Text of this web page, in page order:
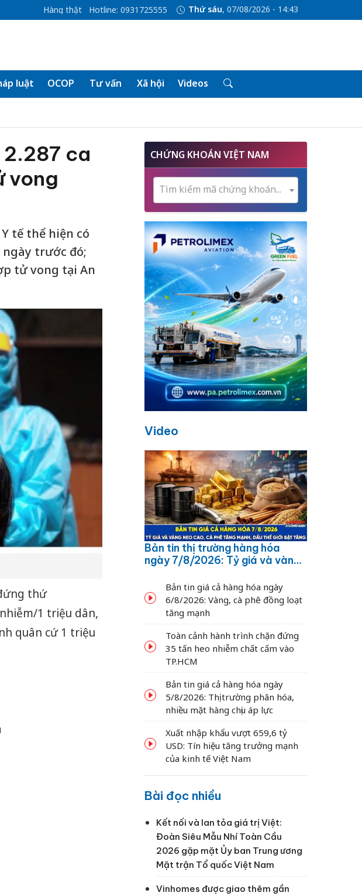
Hàng thật Hotline: 0931725555 Thứ sáu, 07/08/2026 - 14:43
luật OCOP Tư vấn Xã hội Videos
ca
vong
tế thể hiện có
ngày trước đó;
tử vong tại An
thứ
1 triệu dân,
quân cứ 1 triệu
CHỨNG KHOÁN VIỆT NAM
Tìm kiếm mã chứng khoán...
Video
Bản tin thị trường hàng hóa
ngày 7/8/2026: Tỷ giá và vàng
dầu thế giới bật tăng
Bản tin giá cả hàng hóa ngày
6/8/2026: Vàng, cà phê đồng loạt
tăng mạnh
Toàn cảnh hành trình chặn đứng
35 tấn heo nhiễm chất cấm vào
TP.HCM
Bản tin giá cả hàng hóa ngày
5/8/2026: Thị trường phân hóa,
nhiều mặt hàng chịu áp lực
Xuất nhập khẩu vượt 659,6 tỷ
USD: Tín hiệu tăng trưởng mạnh
của kinh tế Việt Nam
Bài đọc nhiều
Kết nối và lan tỏa giá trị Việt:
Đoàn Siêu Mẫu Nhí Toàn Cầu
2026 gặp mặt Ủy ban Trung ương
Mặt trận Tổ quốc Việt Nam
Vinhomes được giao thêm gần